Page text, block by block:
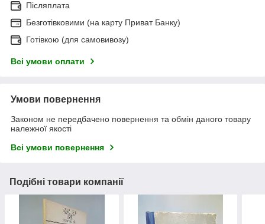
Післяплата
Безготівковими (на карту Приват Банку)
Готівкою (для самовивозу)
Всі умови оплати
Умови повернення
Законом не передбачено повернення та обмін даного товару
належної якості
Всі умови повернення
Подібні товари компанії